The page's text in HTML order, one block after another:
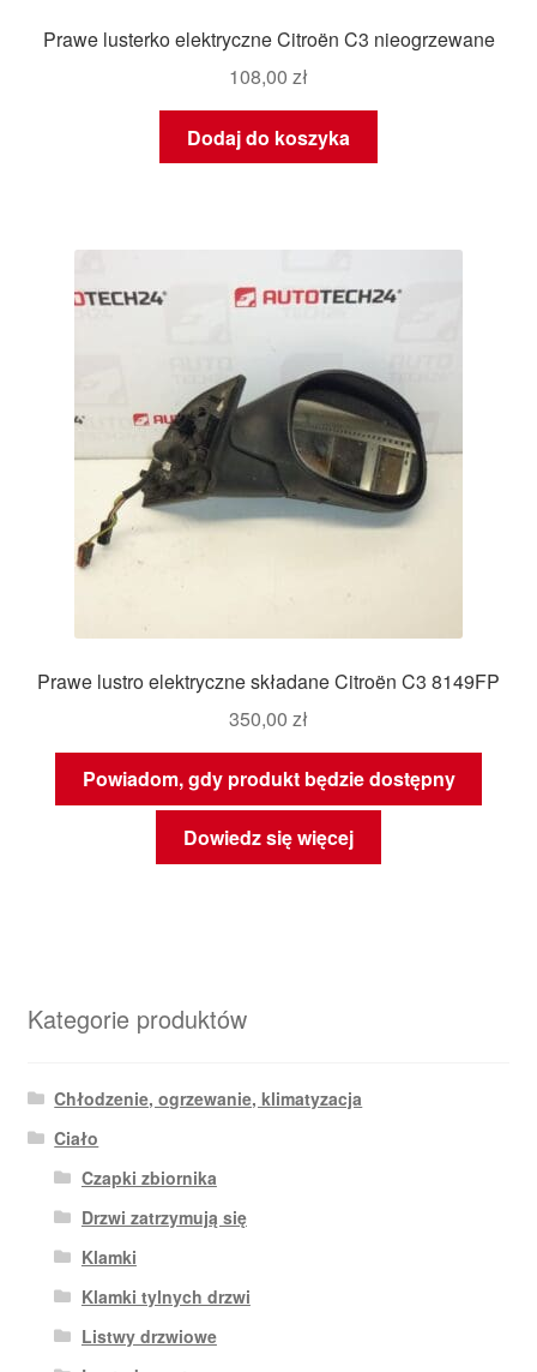
Prawe lusterko elektryczne Citroën C3 nieogrzewane
108,00 zł
Dodaj do koszyka
Prawe lustro elektryczne składane Citroën C3 8149FP
350,00 zł
Powiadom, gdy produkt będzie dostępny
Dowiedz się więcej
Kategorie produktów
Chłodzenie, ogrzewanie, klimatyzacja
Ciało
Czapki zbiornika
Drzwi zatrzymują się
Klamki
Klamki tylnych drzwi
Listwy drzwiowe